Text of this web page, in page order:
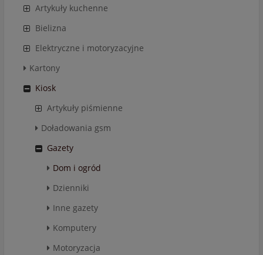
Artykuły kuchenne
Bielizna
Elektryczne i motoryzacyjne
Kartony
Kiosk
Artykuły piśmienne
Doładowania gsm
Gazety
Dom i ogród
Dzienniki
Inne gazety
Komputery
Motoryzacja